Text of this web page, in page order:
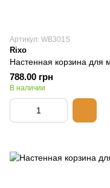
Артикул: WB301S
Rixo
Настенная корзина для
788.00 грн
В наличии